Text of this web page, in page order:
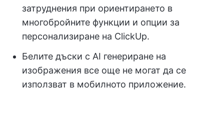
затруднения при ориентирането в
многобройните функции и опции за
персонализиране на ClickUp.
Белите дъски с AI генериране на
изображения все още не могат да се
използват в мобилното приложение.